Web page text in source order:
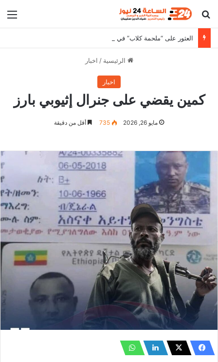
بحث عن
العثور على “ملحمة كلاب” في وادي حلفا يثير الجدل
الرئيسية / اخبار
اخبار
كمين يقضي على جنرال إثيوبي بارز
مايو 26, 2026 735 أقل من دقيقة